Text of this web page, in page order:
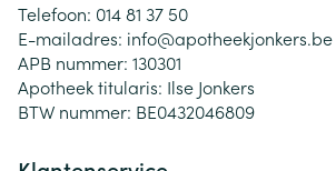
Telefoon: 014 81 37 50
E-mailadres: info@apotheekjonkers.be
APB nummer: 130301
Apotheek titularis: Ilse Jonkers
BTW nummer: BE0432046809